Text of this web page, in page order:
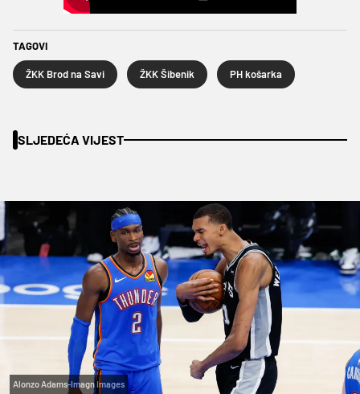
TAGOVI
ŽKK Brod na Savi ŽKK Šibenik PH košarka
SLJEDEĆA VIJEST
Alonzo Adams-Imagn Images